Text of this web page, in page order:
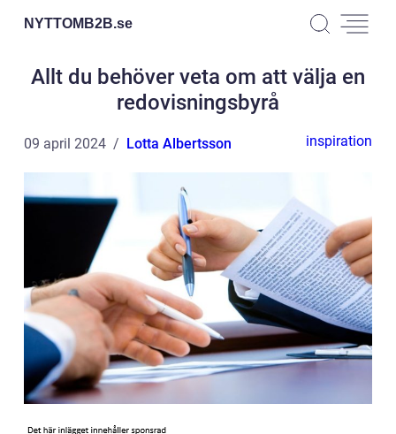
NYTTOMB2B.se
Allt du behöver veta om att välja en
redovisningsbyrå
09 april 2024 Lotta Albertsson inspiration